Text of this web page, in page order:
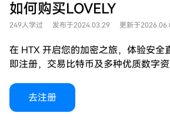
如何购买LOVELY
249人学过 发布于2024.03.29 更新于
在 HTX 开启您的加密之旅，体验安全
即注册，交易比特币及多种优质数字资
去注册